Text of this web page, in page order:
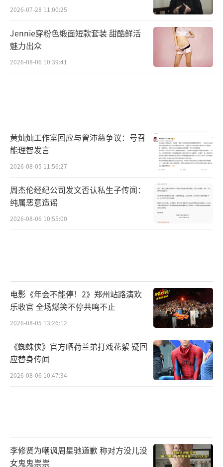
2026-07-28 11:00:25
Jennie穿粉色缎面短款套装 甜酷鲜活
魅力出众
2026-08-06 10:39:41
黄灿灿工作室回应与曾沛慈争议：号召
能理智发言
2026-08-05 11:56:27
周杰伦经纪公司发文否认私生子传闻：
纯属恶意造谣
2026-08-06 10:55:00
电影《年会不能停！2》郑州站路演欢
乐收官 全场爆笑不停共鸣不止
2026-08-05 13:26:12
《蜘蛛侠》官方晒荷兰弟打戏花絮 疑回
应替身传闻
2026-08-06 10:47:34
李修贤为嘲讽周星驰道歉 称对方没儿没
女鬼鬼祟祟